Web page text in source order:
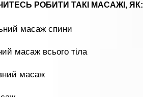
РОБИТИ ТАКІ МАСАЖІ, ЯК:
масаж спини
масаж всього тіла
масаж